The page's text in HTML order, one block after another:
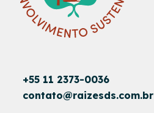
+55 11 2373-0036
contato@raizesds.com.br